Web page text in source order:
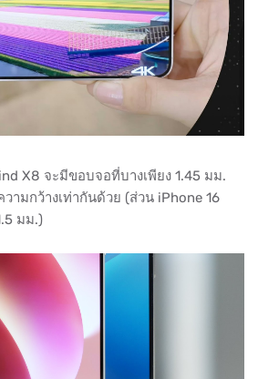
X8 จะมีขอบจอที่บางเพียง 1.45 มม.
ามกว้างเท่ากันด้วย (ส่วน iPhone 16
มม.)